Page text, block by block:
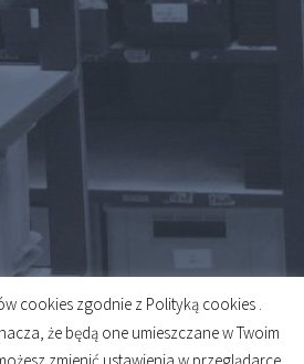
cookies zgodnie z Polityką cookies .
że będą one umieszczane w Twoim